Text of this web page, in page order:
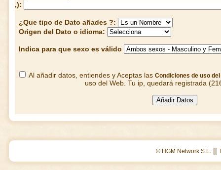
,):
¿Que tipo de Dato añades ?:
Origen del Dato o idioma:
Indica para que sexo es válido
Al añadir datos, entiendes y Aceptas las Condiciones de uso del
uso del Web. Tu ip, quedará registrada
© HGM Network S.L. ||